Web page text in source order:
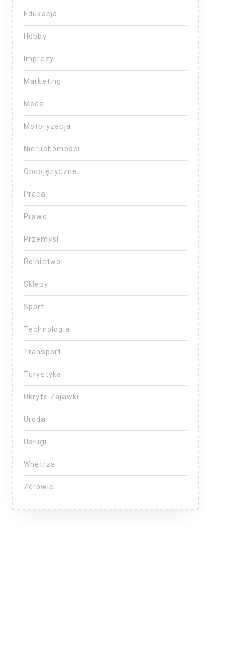
Edukacja
Hobby
Imprezy
Marketing
Moda
Motoryzacja
Nieruchomości
Obcojęzyczne
Praca
Prawo
Przemysł
Rolnictwo
Sklepy
Sport
Technologia
Transport
Turystyka
Ukryte Zajawki
Uroda
Usługi
Wnętrza
Zdrowie